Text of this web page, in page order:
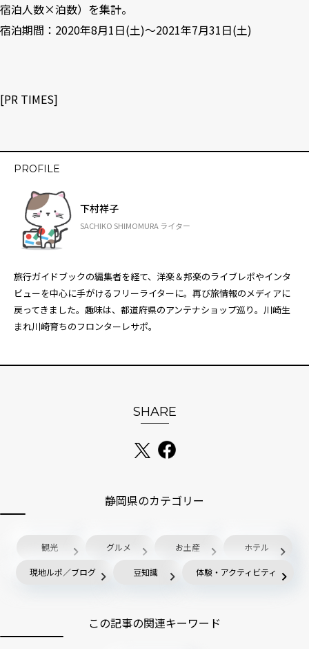
宿泊人数×泊数）を集計。
宿泊期間：2020年8月1日(土)～2021年7月31日(土)
[PR TIMES]
PROFILE
下村祥子
SACHIKO SHIMOMURA ライター
旅行ガイドブックの編集者を経て、洋楽＆邦楽のライブレポやインタ
ビューを中心に手がけるフリーライターに。再び旅情報のメディアに
戻ってきました。趣味は、都道府県のアンテナショップ巡り。川崎生
まれ川崎育ちのフロンターレサポ。
SHARE
静岡県のカテゴリー
観光 グルメ お土産 ホテル
現地ルポ／ブログ 豆知識 体験・アクティビティ
この記事の関連キーワード